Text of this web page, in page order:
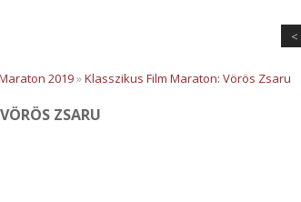
<
2019»Klasszikus Film Maraton: Vörös Zsaru
ZSARU